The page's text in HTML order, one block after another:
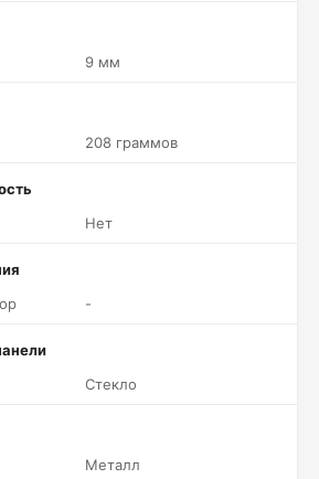
9 мм
208 граммов
Нет
-
Стекло
Металл